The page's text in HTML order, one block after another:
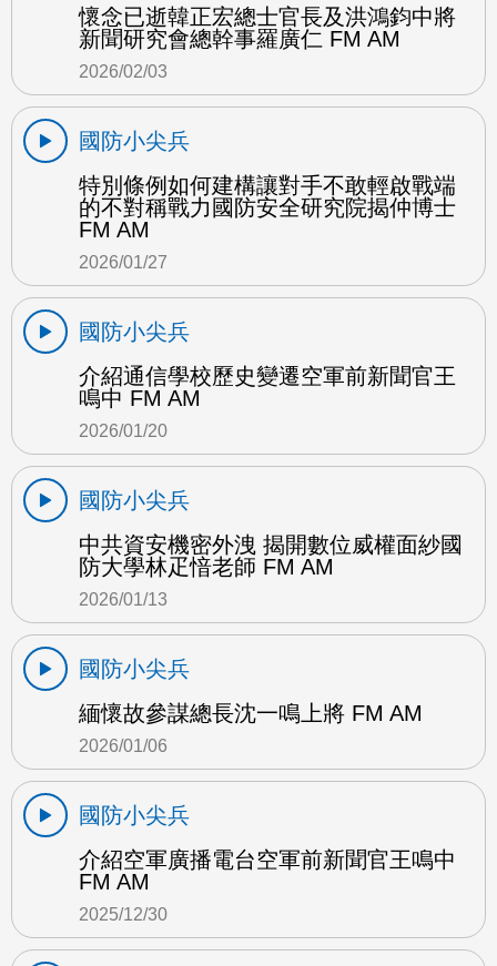
懷念已逝韓正宏總士官長及洪鴻鈞中將
新聞研究會總幹事羅廣仁 FM AM
2026/02/03
國防小尖兵
特別條例如何建構讓對手不敢輕啟戰端
的不對稱戰力國防安全研究院揭仲博士
FM AM
2026/01/27
國防小尖兵
介紹通信學校歷史變遷空軍前新聞官王
鳴中 FM AM
2026/01/20
國防小尖兵
中共資安機密外洩 揭開數位威權面紗國
防大學林疋愔老師 FM AM
2026/01/13
國防小尖兵
緬懷故參謀總長沈一鳴上將 FM AM
2026/01/06
國防小尖兵
介紹空軍廣播電台空軍前新聞官王鳴中
FM AM
2025/12/30